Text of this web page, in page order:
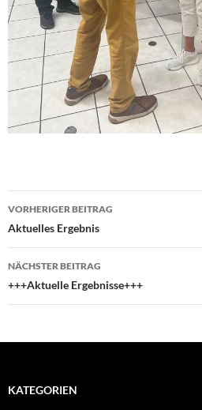
Beitragsnavigation
VORHERIGER BEITRAG
Aktuelles Ergebnis
NÄCHSTER BEITRAG
+++Aktuelle Ergebnisse+++
KATEGORIEN